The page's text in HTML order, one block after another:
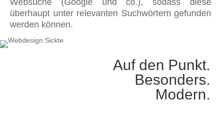
Websuche (Google und co.), sodass diese
überhaupt unter relevanten Suchwörtern gefunden
werden können.
Auf den Punkt.
Besonders.
Modern.